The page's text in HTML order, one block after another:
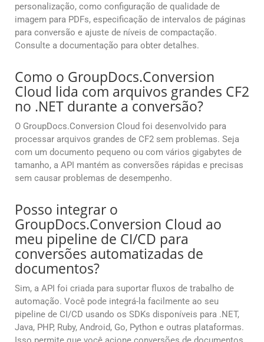
personalização, como configuração de qualidade de
imagem para PDFs, especificação de intervalos de páginas
para conversão e ajuste de níveis de compactação.
Consulte a documentação para obter detalhes.
Como o GroupDocs.Conversion
Cloud lida com arquivos grandes CF2
no .NET durante a conversão?
O GroupDocs.Conversion Cloud foi desenvolvido para
processar arquivos grandes de CF2 sem problemas. Seja
com um documento pequeno ou com vários gigabytes de
tamanho, a API mantém as conversões rápidas e precisas
sem causar problemas de desempenho.
Posso integrar o
GroupDocs.Conversion Cloud ao
meu pipeline de CI/CD para
conversões automatizadas de
documentos?
Sim, a API foi criada para suportar fluxos de trabalho de
automação. Você pode integrá-la facilmente ao seu
pipeline de CI/CD usando os SDKs disponíveis para .NET,
Java, PHP, Ruby, Android, Go, Python e outras plataformas.